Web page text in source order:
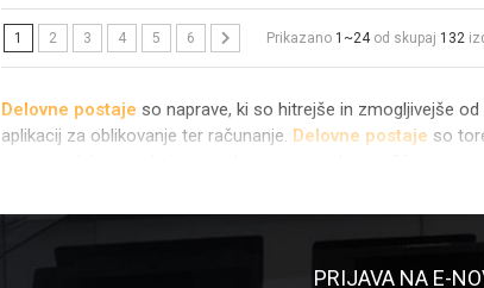
1 2 3 4 5 6 Prikazano 1~24od skupaj 132
Delovne postaje so naprave, ki so hitrejše in zmogljivejše
aplikacij za oblikovanje ter računanje. Delovne postaje so
za svoje delo potrebujejo visoko procesorsko, grafično in
modeli imajo vgrajene zmogljveXeonprocesorje terNvidia
lahko
delovne postaje, kot tudiugodne
PRIJAVA NA E-